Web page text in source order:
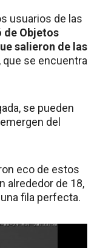
usuarios de las
de Objetos
salieron de las
, que se encuentra
se pueden
del
eco de estos
alrededor de 18,
fila perfecta.